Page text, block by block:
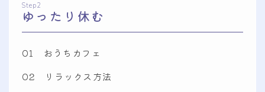
Step2
ゆったり休む
01 おうちカフェ
02 リラックス方法